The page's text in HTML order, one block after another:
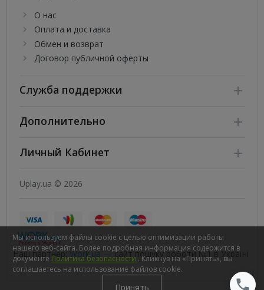
О нас
Оплата и доставка
Обмен и возврат
Договор публичной оферты
Служба поддержки
Дополнительно
Личный Кабинет
Uplay.ua © 2026
Наш партнер:Work.ua — сайт пошуку роботи №1 в Україні
Мы используем файлы cookie с целью оптимизации работы
нашего веб-сайта. Более подробная информация содержится в
документе Политика безопасности . Кликнув на «Принять», вы
соглашаетесь на использование файлов cookie.
Принять